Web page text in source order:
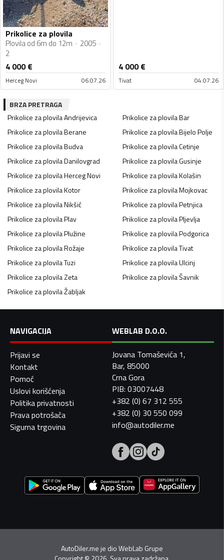
Prikolice za plovila
Plovila od 6m do 12m
2005
2
4 000€
Herceg Novi 06.07.26
4 000€
Tivat 04.07.26
BRZA PRETRAGA
Prikolice za plovilaAndrijevica Prikolice za plovilaBar
Prikolice za plovilaBerane Prikolice za plovilaBijelo Polje
Prikolice za plovilaBudva Prikolice za plovilaCetinje
Prikolice za plovilaDanilovgrad Prikolice za plovilaGusinje
Prikolice za plovilaHerceg Novi Prikolice za plovilaKolašin
Prikolice za plovilaKotor Prikolice za plovilaMojkovac
Prikolice za plovilaNikšić Prikolice za plovilaPetnjica
Prikolice za plovilaPlav Prikolice za plovilaPljevlja
Prikolice za plovilaPlužine Prikolice za plovilaPodgorica
Prikolice za plovilaRožaje Prikolice za plovilaTivat
Prikolice za plovilaTuzi Prikolice za plovilaUlcinj
Prikolice za plovilaZeta Prikolice za plovilaŠavnik
Prikolice za plovilaŽabljak
NAVIGACIJA
Prijavi se
Kontakt
Pomoć
Uslovi korišćenja
Politika privatnosti
Prava potrošača
Sigurna trgovina
WEBLAB D.O.O.
Jovana Tomaševića 1,
Bar, 85000
Crna Gora
PIB: 03007448
+382 (0) 67 312 555
+382 (0) 30 550 099
info@autodiler.me
AutoDiler.me je dioWebLab Grupe